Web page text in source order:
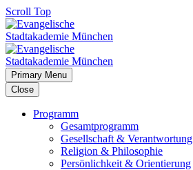
Scroll Top
Primary Menu
Close
Programm
Gesamtprogramm
Gesellschaft & Verantwortung
Religion & Philosophie
Persönlichkeit & Orientierung